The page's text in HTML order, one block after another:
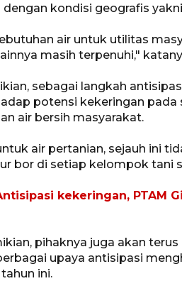
kondisi geografis
air untuk utilitas
masih terpenuhi,"
sebagai langkah
potensi kekeringan
air bersih masyarakat.
air pertanian, sejauh ini
bor di setiap kelompok tani
kekeringan, PTAM
pihaknya juga akan
upaya antisipasi
ini.